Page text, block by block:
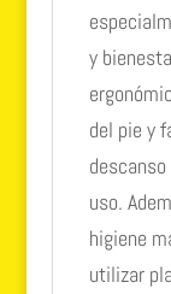
y
del pie y
uso.
higiene
utilizar